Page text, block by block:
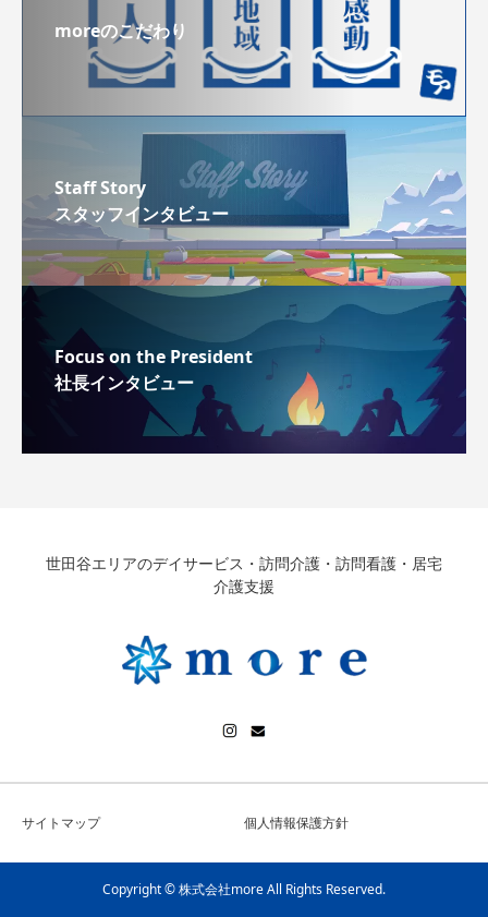
moreのこだわり
Staff Story
スタッフインタビュー
Focus on the President
社長インタビュー
世田谷エリアのデイサービス・訪問介護・訪問看護・居宅
介護支援
サイトマップ 個人情報保護方針
Copyright © 株式会社more All Rights Reserved.